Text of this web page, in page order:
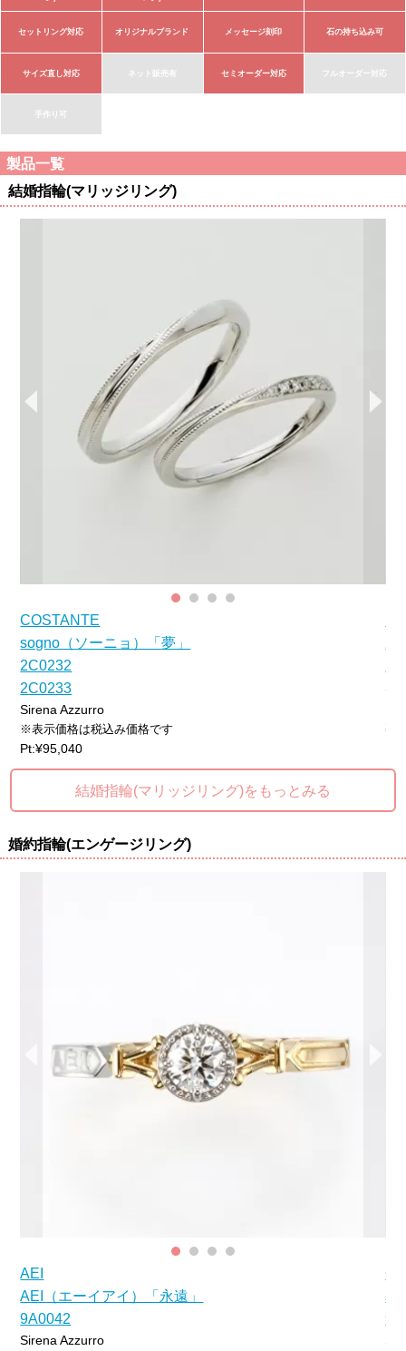
セットリング対応 オリジナルブランド メッセージ刻印 石の持ち込み可
サイズ直し対応 ネット販売有 セミオーダー対応 フルオーダー対応
手作り可
製品一覧
結婚指輪(マリッジリング)
COSTANTE
sogno（ソーニョ）「夢」
2C0232
2C0233
Sirena Azzurro
※表示価格は税込み価格です
Pt:¥95,040
結婚指輪(マリッジリング)をもっとみる
婚約指輪(エンゲージリング)
AEI
AEI（エーイアイ）「永遠」
9A0042
Sirena Azzurro